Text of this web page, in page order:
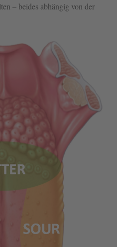
– beides abhängig von der